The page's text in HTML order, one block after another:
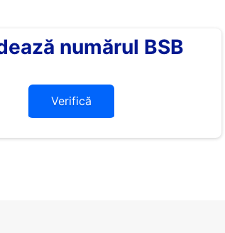
numărul BSB
Verifică